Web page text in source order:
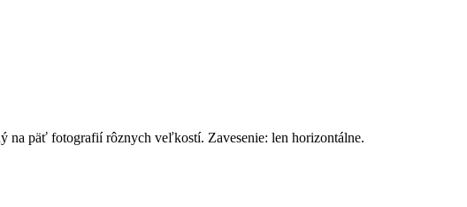
na päť fotografií rôznych veľkostí. Zavesenie: len horizontálne.